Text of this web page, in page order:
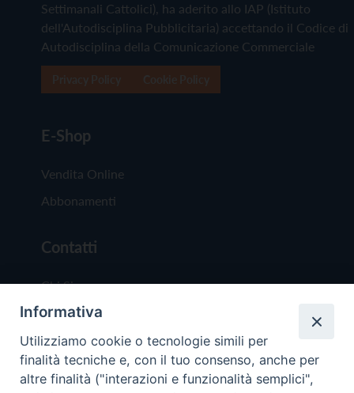
Settimanali Cattolici), ha aderito allo IAP (Istituto
dell'Autodisciplina Pubblicitaria) accettando il Codice di
Autodisciplina della Comunicazione Commerciale
E-Shop
Vendita Online
Abbonamenti
Contatti
Chi Siamo
Redazione
Scrivici
Informativa
Utilizziamo cookie o tecnologie simili per
finalità tecniche e, con il tuo consenso, anche per
altre finalità ("interazioni e funzionalità semplici",